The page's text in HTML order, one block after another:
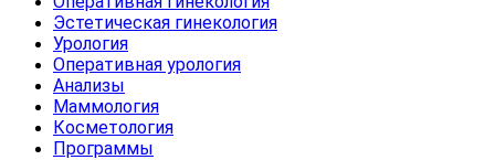
Эстетическая гинекология
Урология
Оперативная урология
Анализы
Маммология
Косметология
Программы